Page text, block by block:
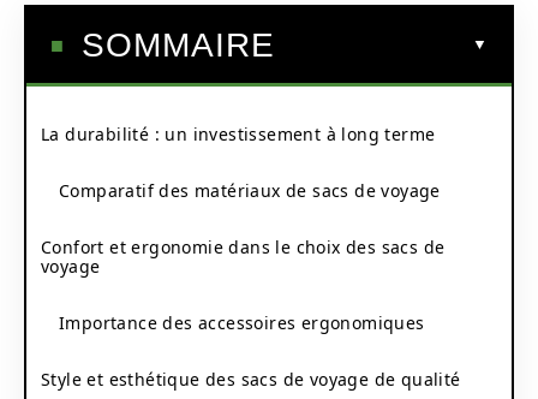
SOMMAIRE
La durabilité : un investissement à long terme
Comparatif des matériaux de sacs de voyage
Confort et ergonomie dans le choix des sacs de
voyage
Importance des accessoires ergonomiques
Style et esthétique des sacs de voyage de qualité